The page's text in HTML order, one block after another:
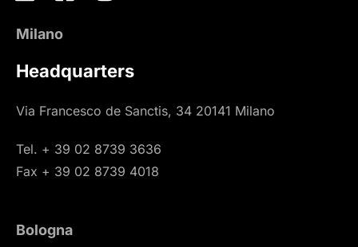
Milano
Headquarters
Via Francesco de Sanctis, 34 20141 Milano
Tel. + 39 02 8739 3636
Fax + 39 02 8739 4018
Bologna